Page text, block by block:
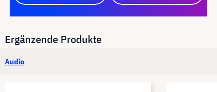
Ergänzende Produkte
Audio